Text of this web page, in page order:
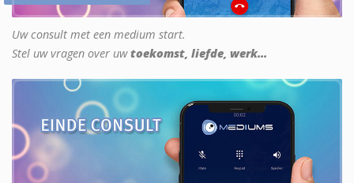
Uw consult met een medium start.
Stel uw vragen over uwtoekomst, liefde, werk...